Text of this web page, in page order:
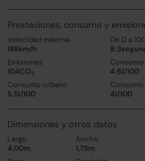
Prestaciones, consumo y
Velocidad máxima
188km/h
De 0 a
Emisiones
104CO2
4.6l/100
Consumo urbano
5.5l/100
4l/100
Dimensiones y otros datos
Largo
4,00m
Ancho
1,75m